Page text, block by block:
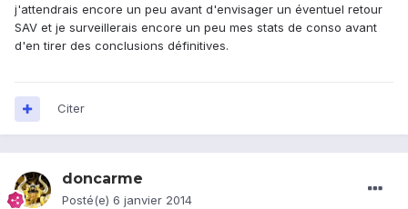
j'attendrais encore un peu avant d'envisager un éventuel retour
SAV et je surveillerais encore un peu mes stats de conso avant
d'en tirer des conclusions définitives.
Citer
doncarme
Posté(e) 6 janvier 2014